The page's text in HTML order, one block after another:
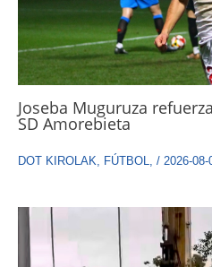
Joseba Muguruza
SD Amorebieta
DOT KIROLAK, FÚTBOL, / 2026-08-